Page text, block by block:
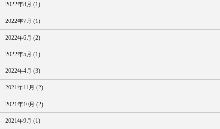
2022年8月 (1)
2022年7月 (1)
2022年6月 (2)
2022年5月 (1)
2022年4月 (3)
2021年11月 (2)
2021年10月 (2)
2021年9月 (1)